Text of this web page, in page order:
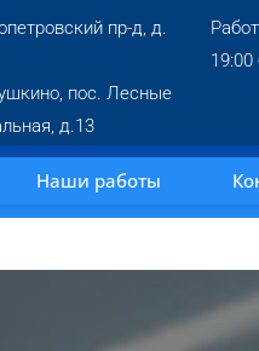
пр-д, д.
пос. Лесные
д.13
Наши работы